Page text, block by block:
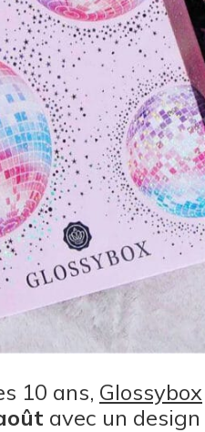
10 ans, Glossybox
avec un